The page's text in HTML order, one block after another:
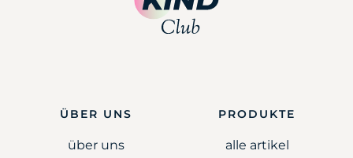
ÜBER UNS
über uns
PRODUKTE
alle artikel